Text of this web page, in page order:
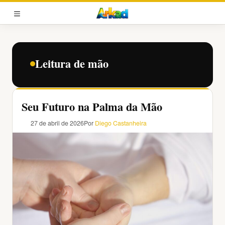
Pular
para
conteúdo
MENU
Leitura de mão
Seu Futuro na Palma da Mão
27 de abril de 2026Por Diego Castanheira